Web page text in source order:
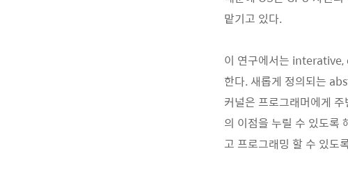
맡기고 있다.
이 연구에서는
한다. 새롭게 정의되는
커널은 프로그래머에게
의 이점을 누릴 수 있도록
고 프로그래밍 할 수 있도